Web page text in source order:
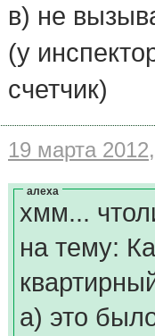
в) не
(у
счетчик)
19 марта
алеха
хмм...
на тему:
а) это